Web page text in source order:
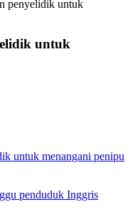
penyelidik untuk
untuk
untuk menangani penipu
penduduk Inggris